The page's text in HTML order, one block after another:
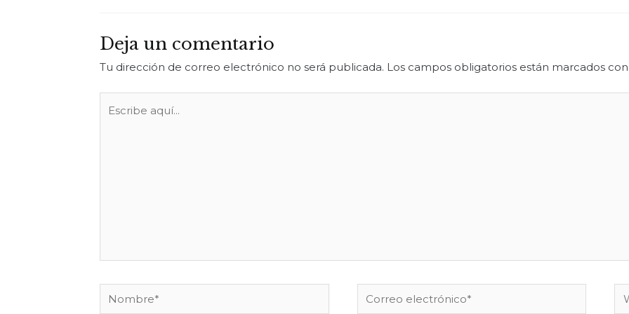
Deja un comentario
Tu dirección de correo electrónico no será publicada. Los campos obligatorios están marcados con
Nombre*
Correo